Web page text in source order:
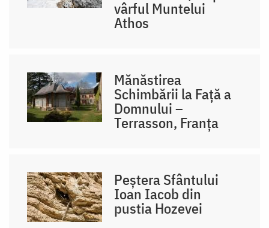
vârful Muntelui
Athos
Mănăstirea
Schimbării la Față a
Domnului –
Terrasson, Franţa
Peștera Sfântului
Ioan Iacob din
pustia Hozevei